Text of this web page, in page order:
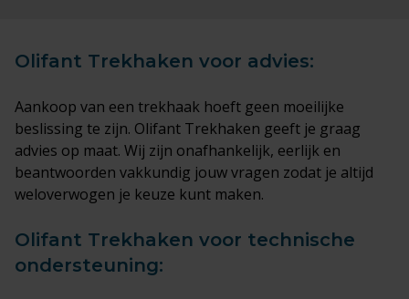
Olifant Trekhaken voor advies:
Aankoop van een trekhaak hoeft geen moeilijke
beslissing te zijn. Olifant Trekhaken geeft je graag
advies op maat. Wij zijn onafhankelijk, eerlijk en
beantwoorden vakkundig jouw vragen zodat je altijd
weloverwogen je keuze kunt maken.
Olifant Trekhaken voor technische
ondersteuning: